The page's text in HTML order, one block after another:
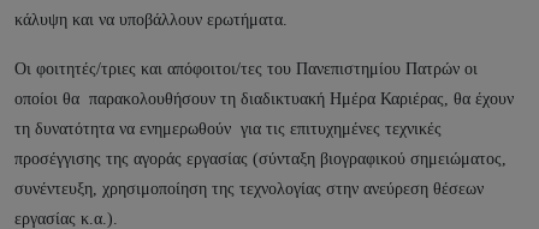
κάλυψη και να υποβάλλουν ερωτήματα.
Οι φοιτητές/τριες και απόφοιτοι/τες του Πανεπιστημίου Πατρών οι
οποίοι θα παρακολουθήσουν τη διαδικτυακή Ημέρα Καριέρας, θα έχουν
τη δυνατότητα να ενημερωθούν για τις επιτυχημένες τεχνικές
προσέγγισης της αγοράς εργασίας (σύνταξη βιογραφικού σημειώματος,
συνέντευξη, χρησιμοποίηση της τεχνολογίας στην ανεύρεση θέσεων
εργασίας κ.α.).